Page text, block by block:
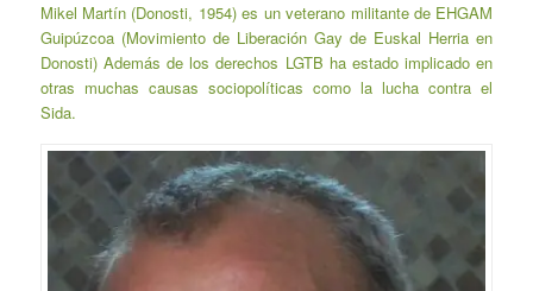
Mikel Martín (Donosti, 1954) es un veterano militante de EHGAM
Guipúzcoa (Movimiento de Liberación Gay de Euskal Herria en
Donosti) Además de los derechos LGTB ha estado implicado en
otras muchas causas sociopolíticas como la lucha contra el
Sida.